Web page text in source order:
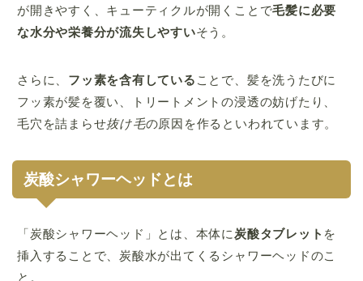
が開きやすく、キューティクルが開くことで毛髪に必要
な水分や栄養分が流失しやすいそう。
さらに、 フッ素を含有している ことで、髪を洗うたびに
フッ素が髪を覆い、トリートメントの浸透の妨げたり、
毛穴を詰まらせ抜け毛の原因を作るといわれています。
炭酸シャワーヘッドとは
「炭酸シャワーヘッド」とは、本体に炭酸タブレット を
挿入することで、炭酸水が出てくるシャワーヘッドのこ
と。